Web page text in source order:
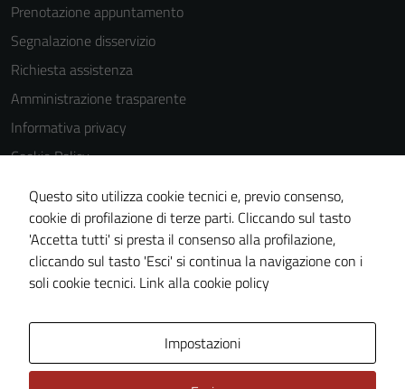
Prenotazione appuntamento
Segnalazione disservizio
Richiesta assistenza
Amministrazione trasparente
Informativa privacy
Cookie Policy
Note legali
Dichiarazione di accessibilità
Obiettivi di accessiblità
Piano di miglioramento del sito
Questo sito utilizza cookie tecnici e, previo consenso,
cookie di profilazione di terze parti. Cliccando sul tasto
'Accetta tutti' si presta il consenso alla profilazione,
cliccando sul tasto 'Esci' si continua la navigazione con i
soli cookie tecnici. Link alla cookie policy
Impostazioni